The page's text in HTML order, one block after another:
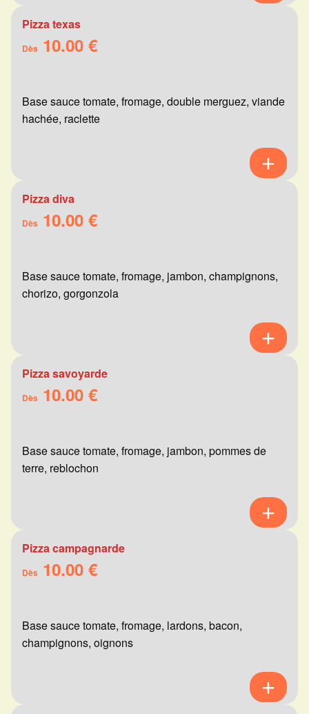
Pizza texas
Dès 10.00 €
Base sauce tomate, fromage, double merguez, viande
hachée, raclette
Pizza diva
Dès 10.00 €
Base sauce tomate, fromage, jambon, champignons,
chorizo, gorgonzola
Pizza savoyarde
Dès 10.00 €
Base sauce tomate, fromage, jambon, pommes de
terre, reblochon
Pizza campagnarde
Dès 10.00 €
Base sauce tomate, fromage, lardons, bacon,
champignons, oignons